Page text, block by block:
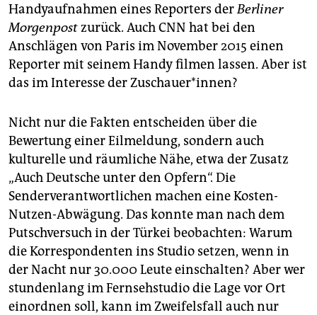
Handyaufnahmen eines Reporters derBerliner
Morgenpostzurück. Auch CNN hat bei den
Anschlägen von Paris im November 2015 einen
Reporter mit seinem Handy filmen lassen. Aber ist
das im Interesse der Zuschauer*innen?
Nicht nur die Fakten entscheiden über die
Bewertung einer Eilmeldung, sondern auch
kulturelle und räumliche Nähe, etwa der Zusatz
„Auch Deutsche unter den Opfern“. Die
Senderverantwortlichen machen eine Kosten-
Nutzen-Abwägung. Das konnte man nach dem
Putschversuch in der Türkei beobachten: Warum
die Korrespondenten ins Studio setzen, wenn in
der Nacht nur 30.000 Leute einschalten? Aber wer
stundenlang im Fernsehstudio die Lage vor Ort
einordnen soll, kann im Zweifelsfall auch nur